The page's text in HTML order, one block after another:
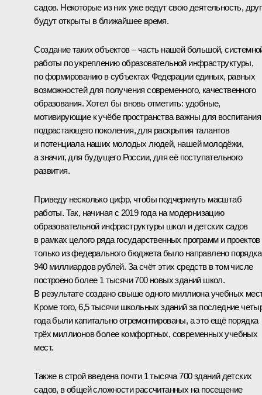
садов. Некоторые из них уже ведут свою деятельность,
будут открыты в ближайшее время.
Создание таких объектов – часть нашей большой,
работы по укреплению образовательной инфраструктуры,
по формированию в субъектах Федерации единых, равных
возможностей для получения современного, качественного
образования. Хотел бы вновь отметить: удобные,
мотивирующие к учёбе пространства важны для воспитания
подрастающего поколения, для раскрытия талантов
и потенциала наших молодых людей, нашей молодёжи,
а значит, для будущего России, для её поступательного
развития.
Приведу несколько цифр, чтобы подчеркнуть масштаб
работы. Так, начиная с 2019 года на модернизацию
образовательной инфраструктуры школ и детских садов
в рамках целого ряда государственных программ и проектов
только из федерального бюджета было направлено порядка
940 миллиардов рублей. За счёт этих средств в том числе
построено более 1 тысячи 700 новых зданий школ.
В результате создано свыше одного миллиона учебных
Кроме того, 6,5 тысячи школьных зданий за последние
года были капитально отремонтированы, а это ещё порядка
трёх миллионов более комфортных, современных учебных
мест.
Также в строй введена почти 1 тысяча 700 зданий детских
садов, в общей сложности рассчитанных на посещение